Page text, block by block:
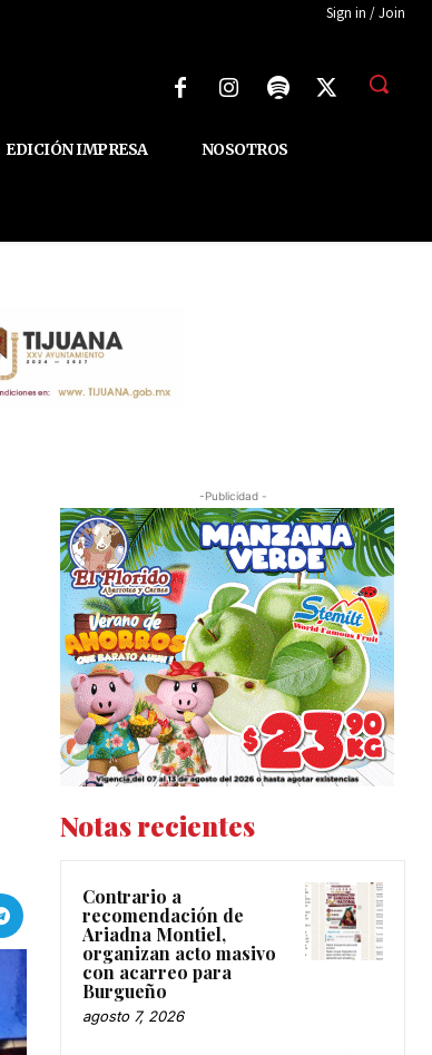
Sign in / Join
EDICIÓN IMPRESA NOSOTROS
-Publicidad -
Notas recientes
Contrario a
recomendación de
Ariadna Montiel,
organizan acto masivo
con acarreo para
Burgueño
agosto 7, 2026